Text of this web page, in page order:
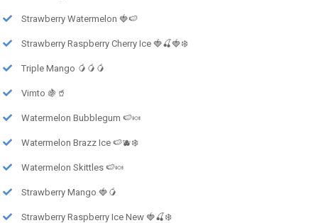
Strawberry Watermelon 🍓🍉
Strawberry Raspberry Cherry Ice 🍓🍒🍓❄️
Triple Mango 🥭🥭🥭
Vimto 🍇🥤
Watermelon Bubblegum 🍉🍬
Watermelon Brazz Ice 🍉🫐❄️
Watermelon Skittles 🍉🍬
Strawberry Mango 🍓🥭
Strawberry Raspberry Ice New 🍓🍒❄️